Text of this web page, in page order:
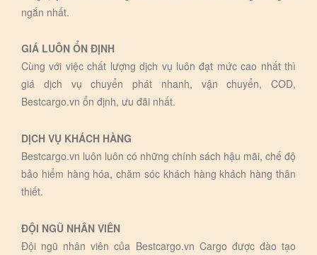
ngắn nhất.
GIÁ LUÔN ỔN ĐỊNH
Cùng với việc chất lượng dịch vụ luôn đạt mức cao nhất thì
giá dịch vụ chuyển phát nhanh, vận chuyển, COD,
Bestcargo.vn ổn định, ưu đãi nhất.
DỊCH VỤ KHÁCH HÀNG
Bestcargo.vn luôn luôn có những chính sách hậu mãi, chế độ
bảo hiểm hàng hóa, chăm sóc khách hàng khách hàng thân
thiết.
ĐỘI NGŨ NHÂN VIÊN
Đội ngũ nhân viên của Bestcargo.vn Cargo được đào tạo